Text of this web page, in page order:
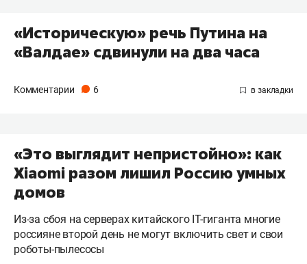
«Историческую» речь Путина на
«Валдае» сдвинули на два часа
Комментарии 6
«Это выглядит непристойно»: как
Xiaomi разом лишил Россию умных
домов
Из-за сбоя на серверах китайского IT-гиганта многие
россияне второй день не могут включить свет и свои
роботы-пылесосы